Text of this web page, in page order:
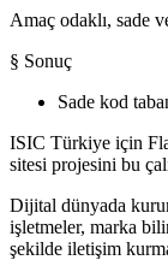
Amaç odaklı, sade
§ Sonuç
Sade kod
ISIC Türkiye için
sitesi projesini bu
Dijital dünyada
işletmeler, marka
şekilde iletişim